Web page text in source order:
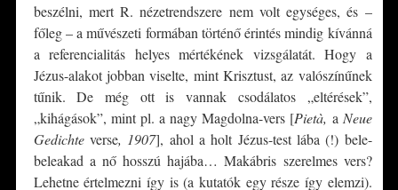
beszélni, mert R. nézetrendszere nem volt egységes, és –
főleg – a művészeti formában történő érintés mindig kívánná
a referencialitás helyes mértékének vizsgálatát. Hogy a
Jézus-alakot jobban viselte, mint Krisztust, az valószínűnek
tűnik. De még ott is vannak csodálatos „eltérések”,
„kihágások”, mint pl. a nagy Magdolna-vers [Pietà, a Neue
Gedichteverse, 1907], ahol a holt Jézus-test lába (!) bele-
beleakad a nő hosszú hajába… Makábris szerelmes vers?
Lehetne értelmezni így is (a kutatók egy része így elemzi).